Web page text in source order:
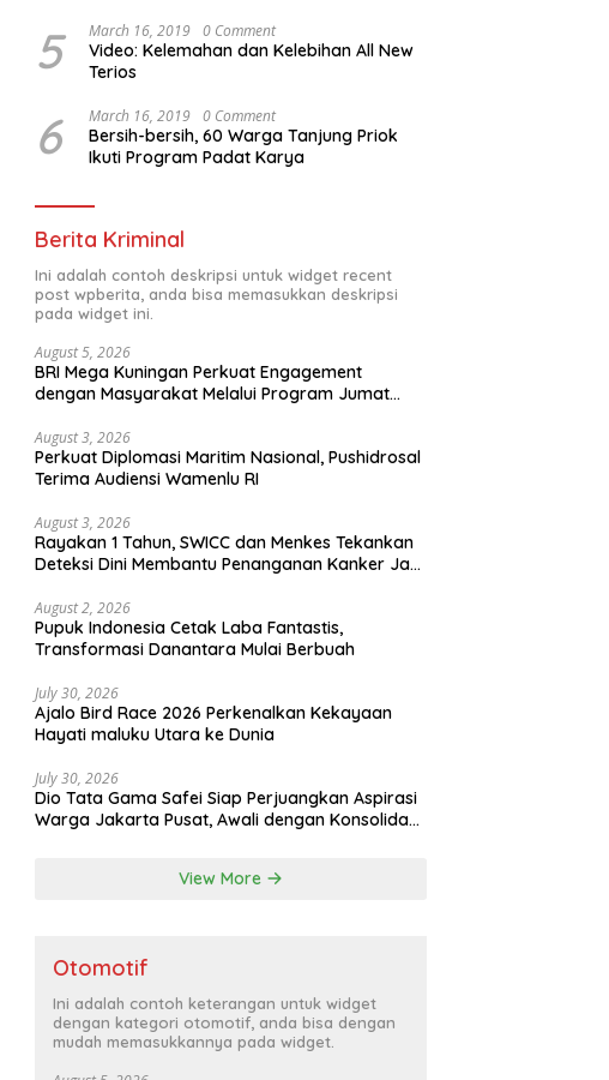
5 March 16, 2019 0 Comment
Video: Kelemahan dan Kelebihan All New
Terios
6 March 16, 2019 0 Comment
Bersih-bersih, 60 Warga Tanjung Priok
Ikuti Program Padat Karya
Berita Kriminal
Ini adalah contoh deskripsi untuk widget recent
post wpberita, anda bisa memasukkan deskripsi
pada widget ini.
August 5, 2026
BRI Mega Kuningan Perkuat Engagement
dengan Masyarakat Melalui Program Jumat
August 3, 2026
Perkuat Diplomasi Maritim Nasional, Pushidrosal
Terima Audiensi Wamenlu RI
August 3, 2026
Rayakan 1 Tahun, SWICC dan Menkes Tekankan
Deteksi Dini Membantu Penanganan Kanker Jadi
August 2, 2026
Pupuk Indonesia Cetak Laba Fantastis,
Transformasi Danantara Mulai Berbuah
July 30, 2026
Ajalo Bird Race 2026 Perkenalkan Kekayaan
Hayati maluku Utara ke Dunia
July 30, 2026
Dio Tata Gama Safei Siap Perjuangkan Aspirasi
Warga Jakarta Pusat, Awali dengan Konsolidasi
View More
Otomotif
Ini adalah contoh keterangan untuk widget
dengan kategori otomotif, anda bisa dengan
mudah memasukkannya pada widget.